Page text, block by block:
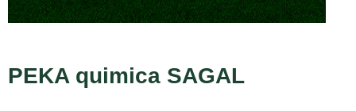
PEKA quimica SAGAL